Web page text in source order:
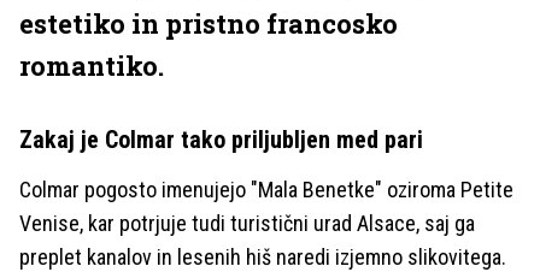
estetiko in pristno francosko
romantiko.
Zakaj je Colmar tako priljubljen med pari
Colmar pogosto imenujejo "Mala Benetke" oziroma Petite
Venise, kar potrjuje tudi turistični urad Alsace, saj ga
preplet kanalov in lesenih hiš naredi izjemno slikovitega.